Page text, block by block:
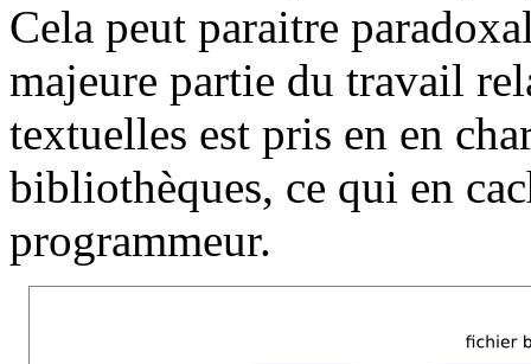
Cela peut paraitre
majeure partie du travail
textuelles est pris en en
bibliothèques, ce qui en
programmeur.